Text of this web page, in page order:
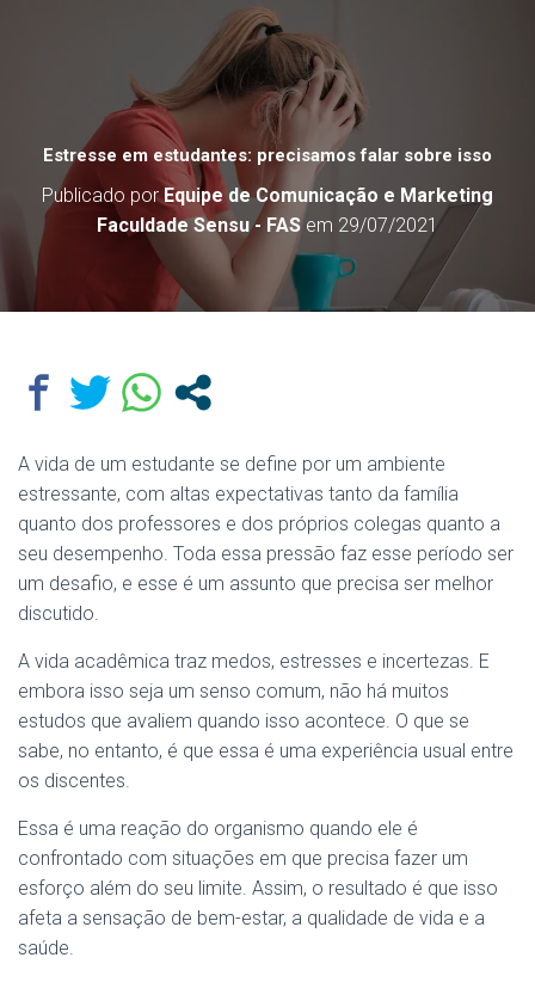
Estresse em estudantes: precisamos falar sobre isso
Publicado porEquipe de Comunicação e Marketing
Faculdade Sensu - FASem 29/07/2021
A vida de um estudante se define por um ambiente
estressante, com altas expectativas tanto da família
quanto dos professores e dos próprios colegas quanto a
seu desempenho. Toda essa pressão faz esse período ser
um desafio, e esse é um assunto que precisa ser melhor
discutido.
A vida acadêmica traz medos, estresses e incertezas. E
embora isso seja um senso comum, não há muitos
estudos que avaliem quando isso acontece. O que se
sabe, no entanto, é que essa é uma experiência usual entre
os discentes.
Essa é uma reação do organismo quando ele é
confrontado com situações em que precisa fazer um
esforço além do seu limite. Assim, o resultado é que isso
afeta a sensação de bem-estar, a qualidade de vida e a
saúde.